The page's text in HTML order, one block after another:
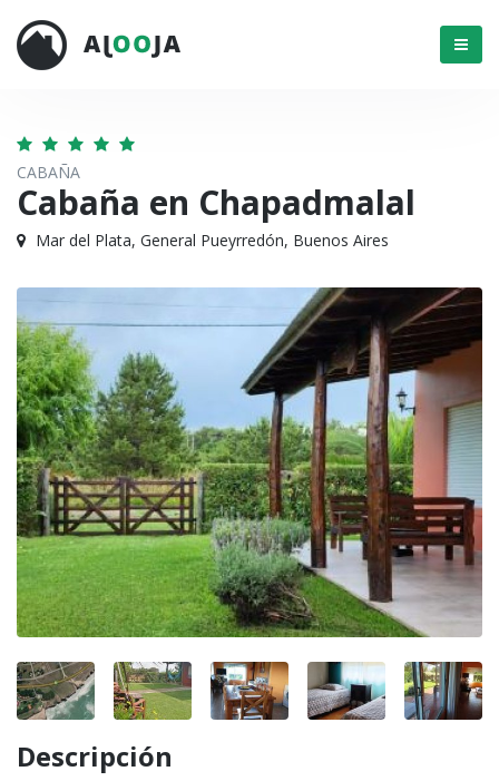
Menú
CABAÑA
Cabaña en Chapadmalal
Mar del Plata, General Pueyrredón, Buenos Aires
Descripción